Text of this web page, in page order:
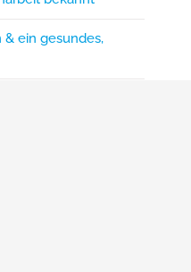
& ein gesundes,